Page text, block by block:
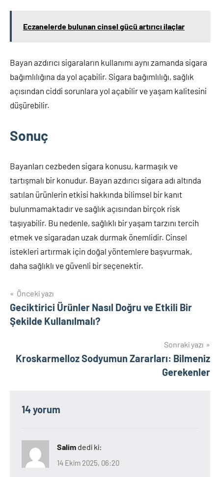
Eczanelerde bulunan cinsel gücü artırıcı ilaçlar
Bayan azdırıcı sigaraların kullanımı aynı zamanda sigara
bağımlılığına da yol açabilir. Sigara bağımlılığı, sağlık
açısından ciddi sorunlara yol açabilir ve yaşam kalitesini
düşürebilir.
Sonuç
Bayanları cezbeden sigara konusu, karmaşık ve
tartışmalı bir konudur. Bayan azdırıcı sigara adı altında
satılan ürünlerin etkisi hakkında bilimsel bir kanıt
bulunmamaktadır ve sağlık açısından birçok risk
taşıyabilir. Bu nedenle, sağlıklı bir yaşam tarzını tercih
etmek ve sigaradan uzak durmak önemlidir. Cinsel
istekleri artırmak için doğal yöntemlere başvurmak,
daha sağlıklı ve güvenli bir seçenektir.
Yazı
gezinmesi
Önceki yazı
Geciktirici Ürünler Nasıl Doğru ve Etkili Bir
Şekilde Kullanılmalı?
Sonraki yazı
Kroskarmelloz Sodyumun Zararları: Bilmeniz
Gerekenler
14 yorum
Salim dedi ki:
14 Ekim 2025, 06:20